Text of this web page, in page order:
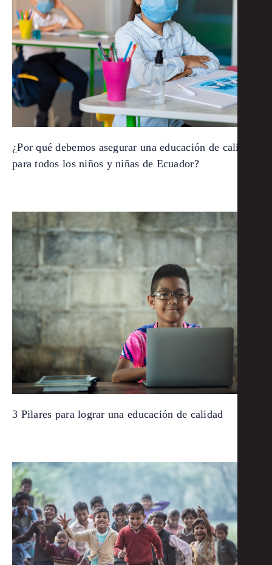
¿Por qué debemos asegurar una educación de calidad
para todos los niños y niñas de Ecuador?
3 Pilares para lograr una educación de calidad